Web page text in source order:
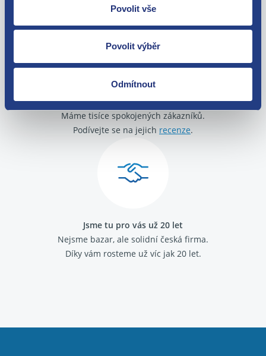
Povolit vše
Povolit výběr
Odmítnout
zakoupení. Nebo vám pošleme náhradu.
O své zákazníky se staráme
Máme tisíce spokojených zákazníků.
Podívejte se na jejich recenze.
Jsme tu pro vás už 20 let
Nejsme bazar, ale solidní česká firma.
Díky vám rosteme už víc jak 20 let.